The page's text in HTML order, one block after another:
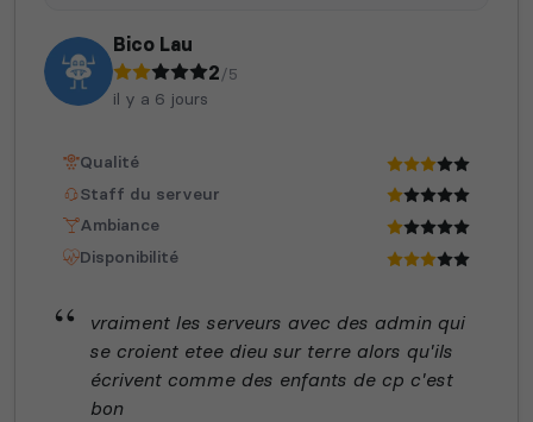
Bico Lau
2/5
il y a 6 jours
Qualité
Staff du serveur
Ambiance
Disponibilité
vraiment les serveurs avec des admin qui
se croient etee dieu sur terre alors qu'ils
écrivent comme des enfants de cp c'est
bon